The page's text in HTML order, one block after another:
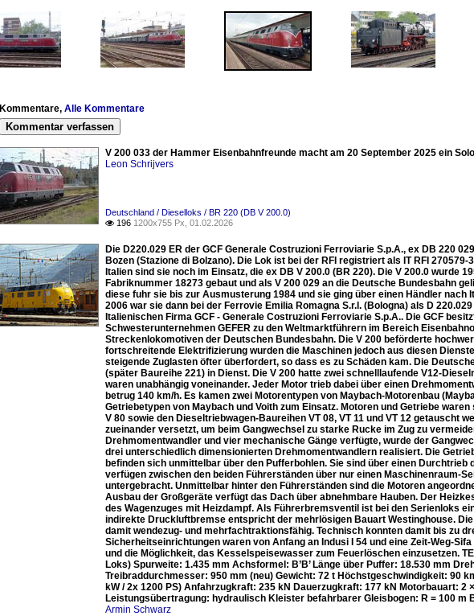
Kommentare, Alle Kommentare
Kommentar verfassen
V 200 033 der Hammer Eisenbahnfreunde macht am 20 September 2025 ein
Leon Schrijvers
Deutschland / Dieselloks / BR 220 (DB V 200.0)
 196 1200x755 Px, 01.02.2026
Die D220.029 ER der GCF Generale Costruzioni Ferroviarie S.p.A., ex DB 220
Bozen (Stazione di Bolzano). Die Lok ist bei der RFI registriert als IT RFI
Italien sind sie noch im Einsatz, die ex DB V 200.0 (BR 220). Die V 200.0 wurde
Fabriknummer 18273 gebaut und als V 200 029 an die Deutsche Bundesbahn
diese fuhr sie bis zur Ausmusterung 1984 und sie ging über einen Händler nach
2006 war sie dann bei der Ferrovie Emilia Romagna S.r.l. (Bologna) als D
Italienischen Firma GCF - Generale Costruzioni Ferroviarie S.p.A.. Die GCF
Schwesterunternehmen GEFER zu den Weltmarktführern im Bereich
Streckenlokomotiven der Deutschen Bundesbahn. Die V 200 beförderte
fortschreitende Elektrifizierung wurden die Maschinen jedoch aus diesen
steigende Zuglasten öfter überfordert, so dass es zu Schäden kam. Die
(später Baureihe 221) in Dienst. Die V 200 hatte zwei schnelllaufende V12-
waren unabhängig voneinander. Jeder Motor trieb dabei über einen
betrug 140 km/h. Es kamen zwei Motorentypen von Maybach-Motorenbau
Getriebetypen von Maybach und Voith zum Einsatz. Motoren und Getriebe
V 80 sowie den Dieseltriebwagen-Baureihen VT 08, VT 11 und VT 12 getauscht
zueinander versetzt, um beim Gangwechsel zu starke Rucke im Zug zu
Drehmomentwandler und vier mechanische Gänge verfügte, wurde der
drei unterschiedlich dimensionierten Drehmomentwandlern realisiert. Die
befinden sich unmittelbar über den Pufferbohlen. Sie sind über einen
verfügen zwischen den beiden Führerständen über nur einen Maschinenraum-
untergebracht. Unmittelbar hinter den Führerständen sind die Motoren
Ausbau der Großgeräte verfügt das Dach über abnehmbare Hauben. Der
des Wagenzuges mit Heizdampf. Als Führerbremsventil ist bei den Serienloks
indirekte Druckluftbremse entspricht der mehrlösigen Bauart Westinghouse.
damit wendezug- und mehrfachtraktionsfähig. Technisch konnten damit bis zu
Sicherheitseinrichtungen waren von Anfang an Indusi I 54 und eine Zeit-Weg-
und die Möglichkeit, das Kesselspeisewasser zum Feuerlöschen einzusetzen.
Loks) Spurweite: 1.435 mm Achsformel: B’B’ Länge über Puffer: 18.530 mm
Treibraddurchmesser: 950 mm (neu) Gewicht: 72 t Höchstgeschwindigkeit: 90
kW / 2x 1200 PS) Anfahrzugkraft: 235 kN Dauerzugkraft: 177 kN Motorbauart: 2
Leistungsübertragung: hydraulisch Kleister befahrbarer Gleisbogen: R = 100 m
Armin Schwarz